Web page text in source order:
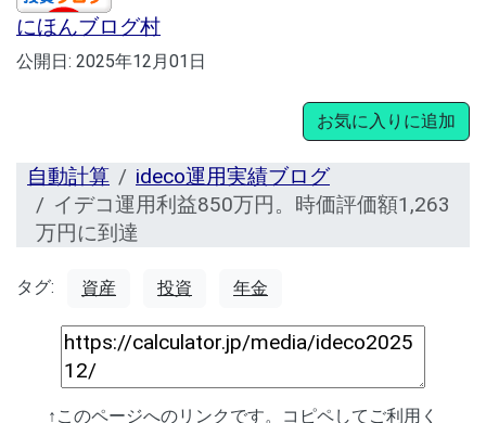
にほんブログ村
公開日: 2025年12月01日
お気に入りに追加
自動計算
ideco運用実績ブログ
イデコ運用利益850万円。時価評価額1,263
万円に到達
タグ: 資産 投資 年金
↑このページへのリンクです。コピペしてご利用く